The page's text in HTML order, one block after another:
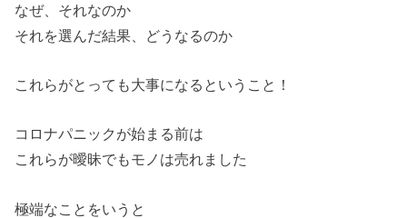
なぜ、それなのか
それを選んだ結果、どうなるのか
これらがとっても大事になるということ！
コロナパニックが始まる前は
これらが曖昧でもモノは売れました
極端なことをいうと